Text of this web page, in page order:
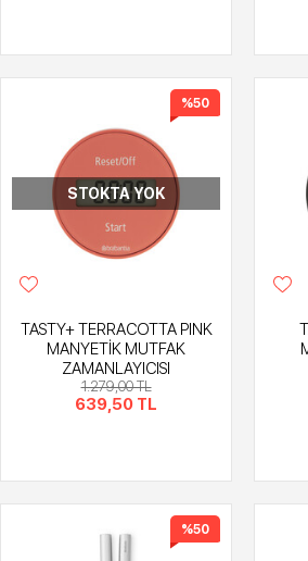
%50
STOKTA YOK
TASTY+ TERRACOTTA PINK
MANYETİK MUTFAK
ZAMANLAYICISI
1.279,00 TL
639,50 TL
%50